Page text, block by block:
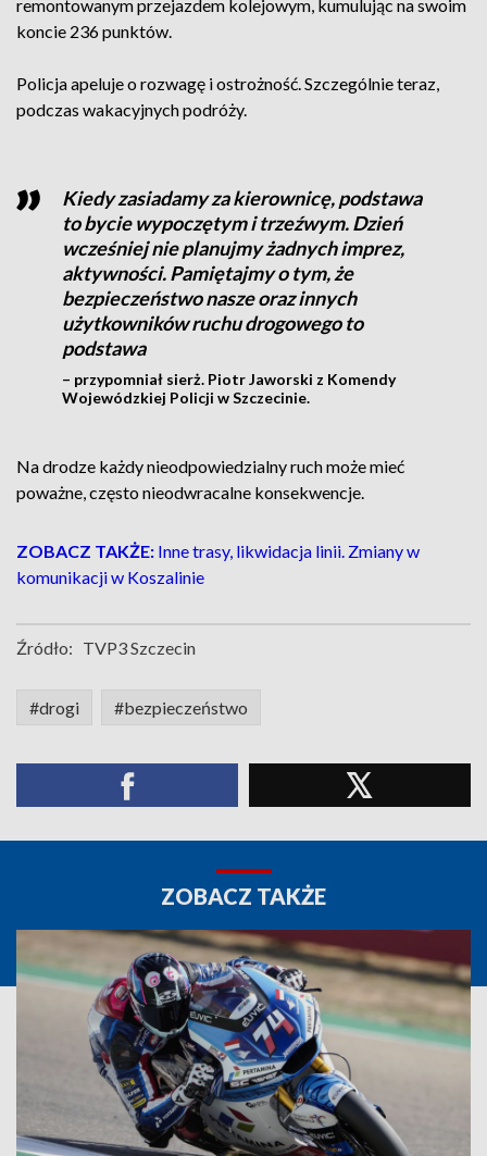
remontowanym przejazdem kolejowym, kumulując na swoim
koncie 236 punktów.
Policja apeluje o rozwagę i ostrożność. Szczególnie teraz,
podczas wakacyjnych podróży.
Kiedy zasiadamy za kierownicę, podstawa
to bycie wypoczętym i trzeźwym. Dzień
wcześniej nie planujmy żadnych imprez,
aktywności. Pamiętajmy o tym, że
bezpieczeństwo nasze oraz innych
użytkowników ruchu drogowego to
podstawa
– przypomniał sierż. Piotr Jaworski z Komendy
Wojewódzkiej Policji w Szczecinie.
Na drodze każdy nieodpowiedzialny ruch może mieć
poważne, często nieodwracalne konsekwencje.
ZOBACZ TAKŻE: Inne trasy, likwidacja linii. Zmiany w
komunikacji w Koszalinie
Źródło: TVP3 Szczecin
#drogi #bezpieczeństwo
ZOBACZ TAKŻE